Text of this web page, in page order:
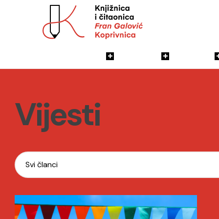
Vijesti
Svi članci